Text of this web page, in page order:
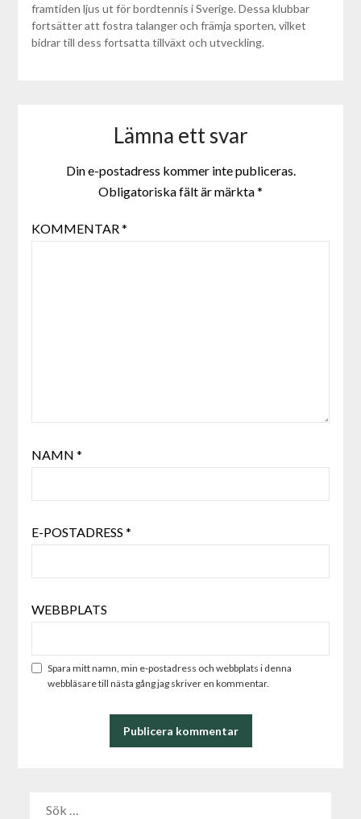
framtiden ljus ut för bordtennis i Sverige. Dessa klubbar
fortsätter att fostra talanger och främja sporten, vilket
bidrar till dess fortsatta tillväxt och utveckling.
Lämna ett svar
Din e-postadress kommer inte publiceras.
Obligatoriska fält är märkta*
KOMMENTAR *
NAMN *
E-POSTADRESS *
WEBBPLATS
Spara mitt namn, min e-postadress och webbplats i denna
webbläsare till nästa gång jag skriver en kommentar.